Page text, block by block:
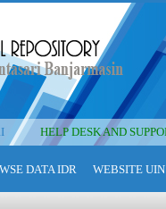
HELP DESK AND
DATA IDR WEBSITE